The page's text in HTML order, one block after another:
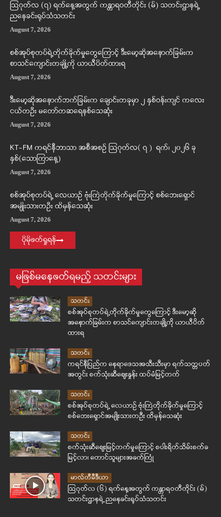
ဩဂုတ်လ (၇) ရက်နေ့အတွက် ကန္တာရဝတီတိုင်း (မ်) သတင်းဌာနရဲ့
ညနေခင်းရုပ်သံသတင်း
August 7, 2026
စစ်အုပ်စုတပ်ရဲ့တိုက်ခိုက်မှုတွေကြောင့် ဒီးမော့ဆိုအနောက်ခြမ်းက
စာသင်ကျောင်းတချို့ကို ယာယီပိတ်ထားရ
August 7, 2026
ဒီးမော့ဆိုအနောက်ဘက်ခြမ်းက ချောင်းတခုမှာ ၂ နှစ်ဝန်းကျင် ကလေး
ငယ်တဦး မတော်တဆရေနစ်သေဆုံး
August 7, 2026
KT-FM ကရင်နီဘာသာ အစီအစဉ် ဩဂုတ်လ( ၇ ) ရက်၊ ၂၀၂၆ ခု
နှစ်(သောကြာနေ့)
August 7, 2026
စစ်အုပ်စုတပ်ရဲ့ လေယာဉ် ဗုံးကြဲတိုက်ခိုက်မှုကြောင့် စစ်ဘေးရှောင်
အမျိုးသားတဦး ထိမှန်သေဆုံး
August 7, 2026
ပိုမိုဖတ်ရှုရန်
မဖြစ်မနေဖတ်ရမည့် သတင်းများ
သတင်း
စစ်အုပ်စုတပ်ရဲ့တိုက်ခိုက်မှုတွေကြောင့် ဒီးမော့ဆို
အနောက်ခြမ်းက စာသင်ကျောင်းတချို့ကို ယာယီပိတ်
ထားရ
သတင်း
ကရင်နီပြည်က နေရာဒေသအသီးသီးမှာ ရက်သတ္တပတ်
အတွင်း စက်သုံးဆီဈေးနှုန်း ထပ်မံမြင့်တက်
သတင်း
စစ်အုပ်စုတပ်ရဲ့ လေယာဉ် ဗုံးကြဲတိုက်ခိုက်မှုကြောင့်
စစ်ဘေးရှောင်အမျိုးသားတဦး ထိမှန်သေဆုံး
သတင်း
စက်သုံးဆီဈေးမြင့်တက်မှုကြောင့် စပါးရိတ်သိမ်းစက်ခ
မြင့်လာ၊ တောင်သူများအခက်ကြုံ
မာလ်တီမီဒီယာ
ဩဂုတ်လ (၆) ရက်နေ့အတွက် ကန္တာရဝတီတိုင်း (မ်)
သတင်းဌာနရဲ့ ညနေခင်းရုပ်သံသတင်း